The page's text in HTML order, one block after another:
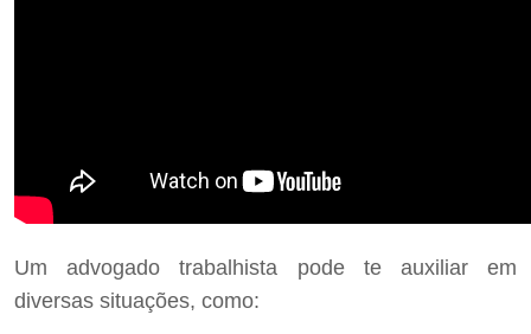
Um advogado trabalhista pode te auxiliar em
diversas situações, como: